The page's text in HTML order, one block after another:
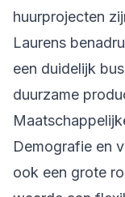
huurprojecten
Laurens
een duidelijk
duurzame
Demografie en
ook een grote